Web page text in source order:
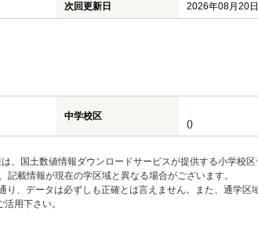
次回更新日
2026年08月20日
中学校区
()
、国土数値情報ダウンロードサービスが提供する小学校
載情報が現在の学区域と異なる場合がございます。
り、データは必ずしも正確とは言えません。また、通学区
用下さい。